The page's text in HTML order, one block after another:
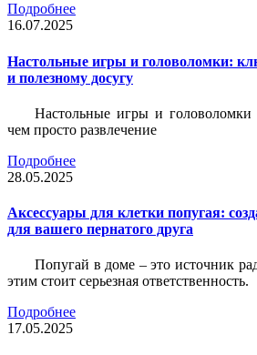
Подробнее
16.07.2025
Настольные игры и головоломки:
и полезному досугу
Настольные игры и головоломки
чем просто развлечение
Подробнее
28.05.2025
Аксессуары для клетки попугая:
для вашего пернатого друга
Попугай в доме – это источник
этим стоит серьезная ответственность.
Подробнее
17.05.2025